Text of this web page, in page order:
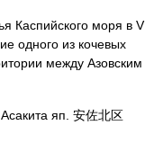
Каспийского моря в V
одного из кочевых
между Азовским
яп. 安佐北区